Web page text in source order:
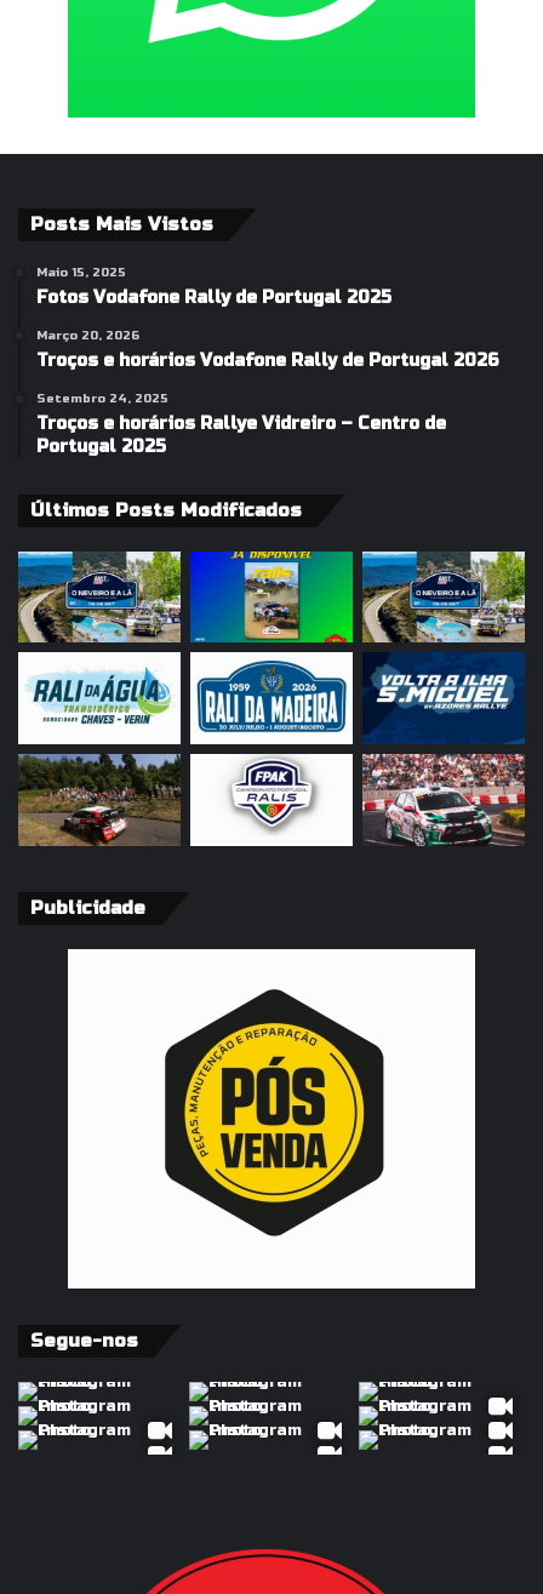
Posts Mais Vistos
Maio 15, 2025
Fotos Vodafone Rally de Portugal 2025
Março 20, 2026
Troços e horários Vodafone Rally de Portugal 2026
Setembro 24, 2025
Troços e horários Rallye Vidreiro – Centro de
Portugal 2025
Últimos Posts Modificados
Publicidade
Segue-nos